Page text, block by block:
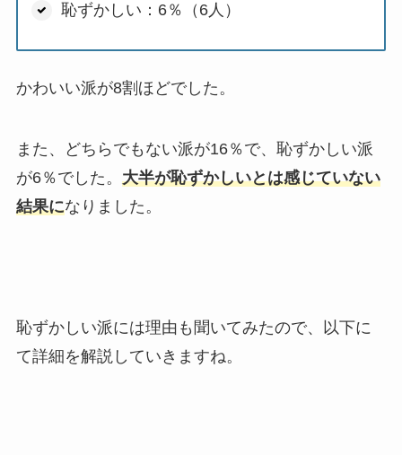
恥ずかしい：6％（6人）
かわいい派が8割ほどでした。
また、どちらでもない派が16％で、恥ずかしい派
が6％でした。 大半が恥ずかしいとは感じていない
結果になりました。
恥ずかしい派には理由も聞いてみたので、以下に
て詳細を解説していきますね。